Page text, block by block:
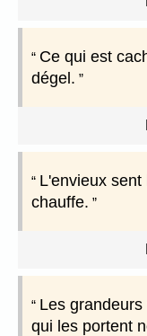
Ce qui est
dégel.
L'envieux
chauffe.
Les
qui les portent